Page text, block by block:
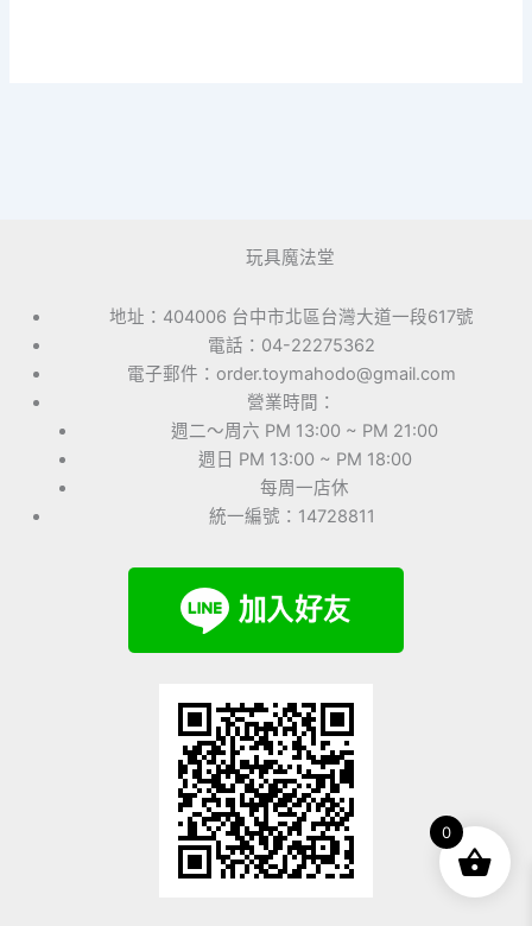
玩具魔法堂
地址：404006 台中市北區台灣大道一段617號
電話：04-22275362
電子郵件：order.toymahodo@gmail.com
營業時間：
週二～周六 PM 13:00 ~ PM 21:00
週日 PM 13:00 ~ PM 18:00
每周一店休
統一編號：14728811
0